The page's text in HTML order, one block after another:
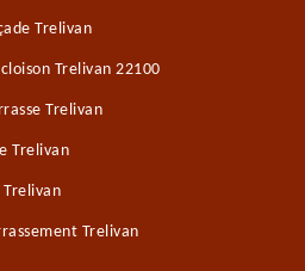
Trelivan
Trelivan 22100
Trelivan
Trelivan
Trelivan